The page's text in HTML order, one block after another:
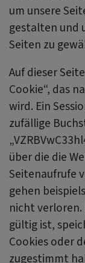
um unsere
gestalten und
Seiten zu
Auf dieser
Cookie“, das
wird. Ein
zufällige
über die die
Seitenaufrufe
gehen
nicht verloren.
gültig ist,
Cookies oder
zugestimmt